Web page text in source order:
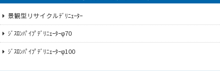
景観型リサイクルﾃﾞﾘﾆｪｰﾀｰ
ｼﾞｽﾛﾝﾊﾟｲﾌﾟﾃﾞﾘﾆｪｰﾀｰφ70
ｼﾞｽﾛﾝﾊﾟｲﾌﾟﾃﾞﾘﾆｪｰﾀｰφ100